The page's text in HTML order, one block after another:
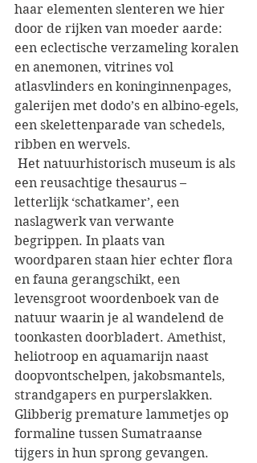
haar elementen slenteren we hier
door de rijken van moeder aarde:
een eclectische verzameling koralen
en anemonen, vitrines vol
atlasvlinders en koninginnenpages,
galerijen met dodo’s en albino-egels,
een skelettenparade van schedels,
ribben en wervels.
een reusachtige thesaurus –
letterlijk ‘schatkamer’, een
naslagwerk van verwante
begrippen. In plaats van
woordparen staan hier echter flora
en fauna gerangschikt, een
levensgroot woordenboek van de
natuur waarin je al wandelend de
toonkasten doorbladert. Amethist,
heliotroop en aquamarijn naast
doopvontschelpen, jakobsmantels,
strandgapers en purperslakken.
Glibberig premature lammetjes op
formaline tussen Sumatraanse
tijgers in hun sprong gevangen.